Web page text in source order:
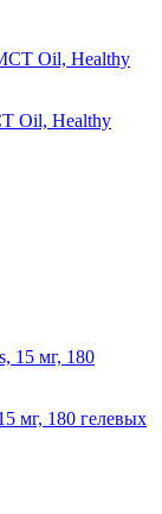
Oil, Healthy
мг, 180 гелевых